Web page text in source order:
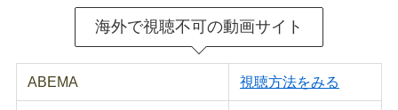
海外で視聴不可の動画サイト
ABEMA 視聴方法をみる